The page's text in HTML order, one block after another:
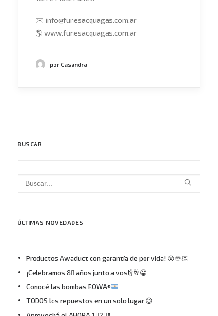
✉️ info@funesacquagas.com.ar
🌎 www.funesacquagas.com.ar
por Casandra
BUSCAR
ÚLTIMAS NOVEDADES
Productos Awaduct con garantía de por vida! 😲♾👏
¡Celebramos 8⃣ años junto a vos!🍾🥂😁
Conocé las bombas ROWA®
TODOS los repuestos en un solo lugar 😉